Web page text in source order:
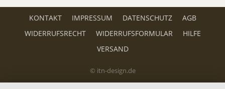
KONTAKT IMPRESSUM DATENSCHUTZ
AGB
WIDERRUFSRECHT
WIDERRUFSFORMULAR
HILFE
VERSAND
© itn-design.de